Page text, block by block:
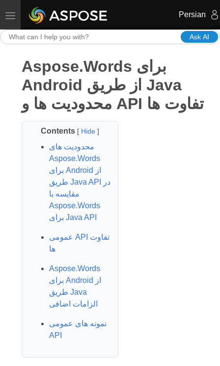
Toggle navigation Persian
Ask AI
Aspose.Words برای
Android از طریق Java
محدودیت ها و API تفاوت ها
Contents [ Hide]
محدودیت های
Aspose.Words
برای Android از
طریق Java API در
مقایسه با
Aspose.Words
برای Java API
عمومی API تفاوت
ها
Aspose.Words
برای Android از
طریق Java
الزامات اضافی
نمونه های عمومی
API